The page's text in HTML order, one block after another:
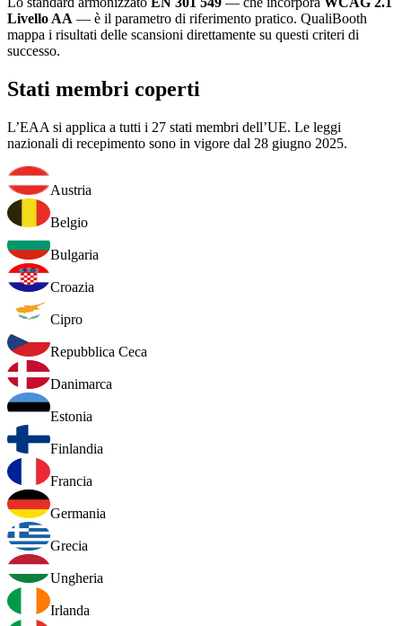
Livello AA — è il parametro di riferimento pratico. QualiBooth
mappa i risultati delle scansioni direttamente su questi criteri di
successo.
Stati membri coperti
L’EAA si applica a tutti i 27 stati membri dell’UE. Le leggi
nazionali di recepimento sono in vigore dal 28 giugno 2025.
Austria
Belgio
Bulgaria
Croazia
Cipro
Repubblica Ceca
Danimarca
Estonia
Finlandia
Francia
Germania
Grecia
Ungheria
Irlanda